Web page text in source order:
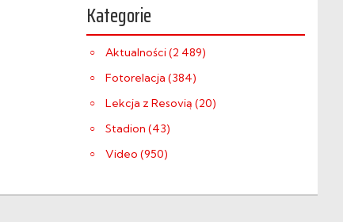
Kategorie
Aktualności (2 489)
Fotorelacja (384)
Lekcja z Resovią (20)
Stadion (43)
Video (950)